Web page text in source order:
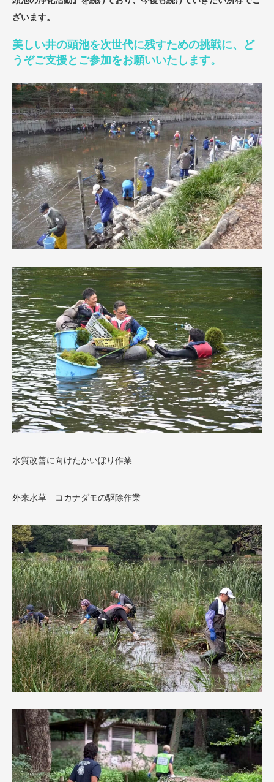
ざいます。
美しい井の頭池を次世代に残すための挑戦に、ど
うぞご支援とご参加をお願いいたします。
水質改善に向けたかいぼり作業
外来水草 コカナダモの駆除作業